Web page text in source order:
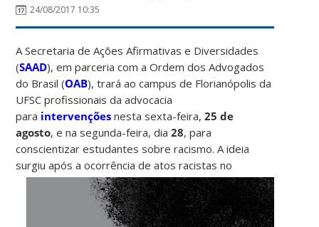
24/08/2017 10:35
A Secretaria de Ações Afirmativas e Diversidades
(SAAD), em parceria com a Ordem dos Advogados
do Brasil (OAB), trará ao campus de Florianópolis da
UFSC profissionais da advocacia
para intervenções nesta sexta-feira,25 de
agosto, e na segunda-feira, dia28, para
conscientizar estudantes sobre racismo. A ideia
surgiu após a ocorrência de atosracistas no